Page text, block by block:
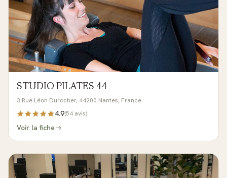
STUDIO PILATES 44
3 Rue Léon Durocher, 44200 Nantes, France
4.9(54avis)
Voir la fiche